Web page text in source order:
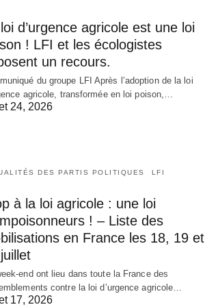
d’urgence agricole est une loi
! LFI et les écologistes
un recours.
du groupe LFI Après l’adoption de la loi
agricole, transformée en loi poison,…
24, 2026
DES PARTIS POLITIQUES LFI
à la loi agricole : une loi
! – Liste des
en France les 18, 19 et
end ont lieu dans toute la France des
contre la loi d’urgence agricole…
17, 2026